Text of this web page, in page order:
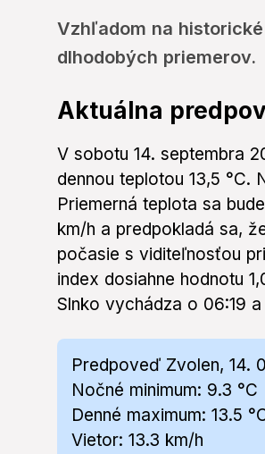
Vzhľadom na
dlhodobých priemerov.
Aktuálna
V sobotu 14. septembra
dennou teplotou 13,5 °C.
Priemerná teplota sa
km/h a predpokladá sa,
počasie s viditeľnosťou
index dosiahne hodnotu
Slnko vychádza o 06:19
Predpoveď Zvolen, 14.
Nočné minimum: 9.3 °C
Denné maximum: 13.5
Vietor: 13.3 km/h